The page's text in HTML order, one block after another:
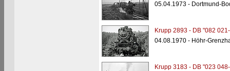
05.04.1973 - Dortmund-
Krupp 2893 - DB "082
04.08.1970 - Höhr-
Krupp 3183 - DB "023